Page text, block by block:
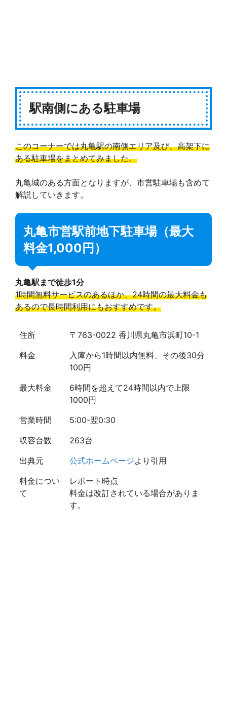
駅南側にある駐車場
このコーナーでは丸亀駅の南側エリア及び、高架下に
ある駐車場をまとめてみました。
丸亀城のある方面となりますが、市営駐車場も含めて
解説していきます。
丸亀市営駅前地下駐車場（最大
料金1,000円）
丸亀駅まで徒歩1分
1時間無料サービスのあるほか、24時間の最大料金も
あるので長時間利用にもおすすめです。
住所
〒763-0022 香川県丸亀市浜町10-1
料金
入庫から1時間以内無料、その後30分
100円
最大料金
6時間を超えて24時間以内で上限
1000円
営業時間
5:00-翌0:30
収容台数
263台
出典元
公式ホームページより引用
料金につい
て
レポート時点
料金は改訂されている場合がありま
す。